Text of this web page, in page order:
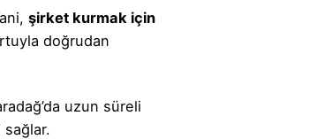
şirket kurmak için
doğrudan
uzun süreli